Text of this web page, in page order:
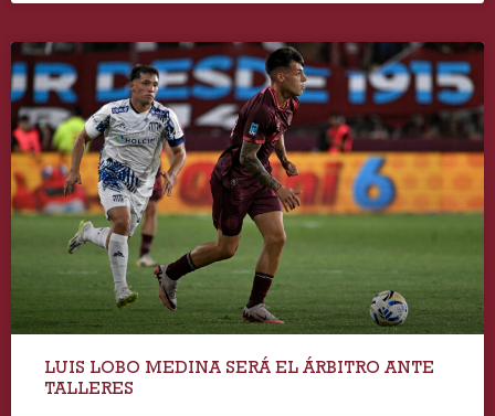
LUIS LOBO MEDINA SERÁ EL ÁRBITRO ANTE
TALLERES